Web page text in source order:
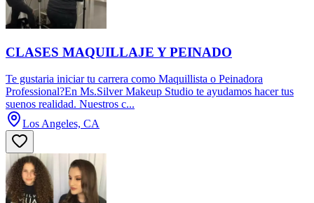
CLASES MAQUILLAJE Y PEINADO
Te gustaria iniciar tu carrera como Maquillista o Peinadora
Professional?En Ms.Silver Makeup Studio te ayudamos hacer tus
suenos realidad. Nuestros c...
Los Angeles, CA